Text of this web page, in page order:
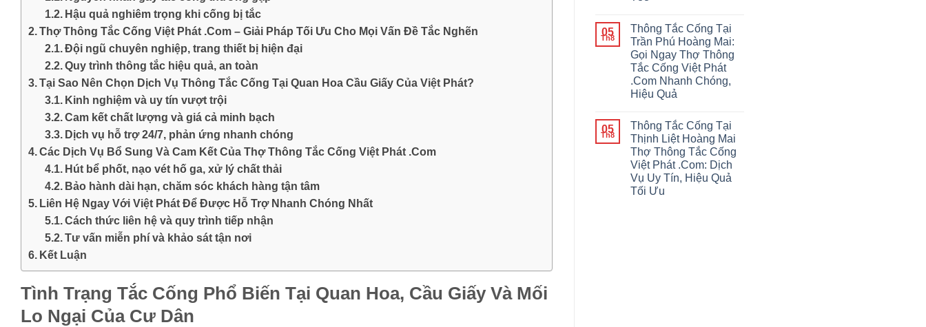
Hậu quả nghiêm trọng khi cống bị tắc
Thợ Thông Tắc Cống Việt Phát .Com – Giải Pháp Tối Ưu Cho Mọi Vấn Đề Tắc Nghẽn
Đội ngũ chuyên nghiệp, trang thiết bị hiện đại
Quy trình thông tắc hiệu quả, an toàn
Tại Sao Nên Chọn Dịch Vụ Thông Tắc Cống Tại Quan Hoa Cầu Giấy Của Việt Phát?
Kinh nghiệm và uy tín vượt trội
Cam kết chất lượng và giá cả minh bạch
Dịch vụ hỗ trợ 24/7, phản ứng nhanh chóng
Các Dịch Vụ Bổ Sung Và Cam Kết Của Thợ Thông Tắc Cống Việt Phát .Com
Hút bể phốt, nạo vét hố ga, xử lý chất thải
Bảo hành dài hạn, chăm sóc khách hàng tận tâm
Liên Hệ Ngay Với Việt Phát Để Được Hỗ Trợ Nhanh Chóng Nhất
Cách thức liên hệ và quy trình tiếp nhận
Tư vấn miễn phí và khảo sát tận nơi
Kết Luận
Tình Trạng Tắc Cống Phổ Biến Tại Quan Hoa, Cầu Giấy Và Mối
Lo Ngại Của Cư Dân
05
Th8
Thông Tắc Cống Tại
Trần Phú Hoàng Mai:
Gọi Ngay Thợ Thông
Tắc Cống Việt Phát
.Com Nhanh Chóng,
Hiệu Quả
05
Th8
Thông Tắc Cống Tại
Thịnh Liệt Hoàng Mai
Thợ Thông Tắc Cống
Việt Phát .Com: Dịch
Vụ Uy Tín, Hiệu Quả
Tối Ưu